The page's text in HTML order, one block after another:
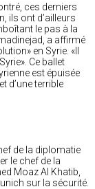
ces derniers
ils ont d’ailleurs
le pas à la
a affirmé
en Syrie. «Il
Ce ballet
est épuisée
d’une terrible
de la diplomatie
le chef de la
Moaz Al Khatib,
sur la sécurité.